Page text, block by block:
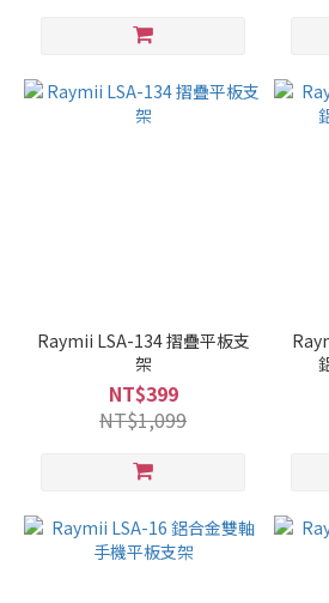
Raymii LSA-134 摺疊平板支
架
NT$399
NT$1,099